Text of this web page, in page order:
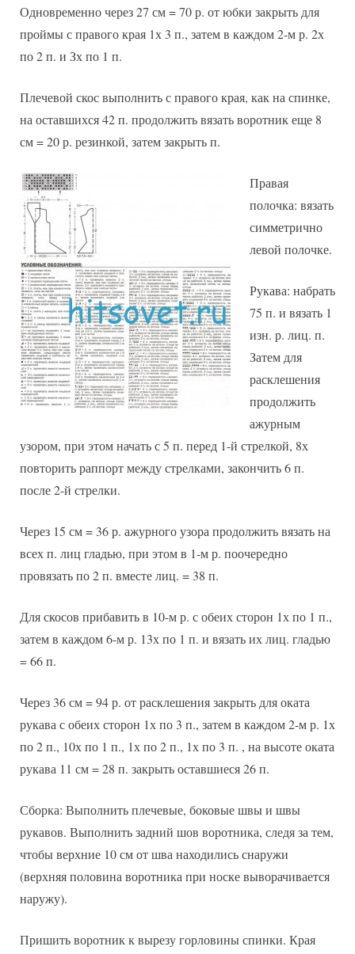
Одновременно через 27 см = 70 р. от юбки закрыть для
проймы с правого края 1х 3 п., затем в каждом 2-м р. 2х
по 2 п. и Зх по 1 п.
Плечевой скос выполнить с правого края, как на спинке,
на оставшихся 42 п. продолжить вязать воротник еще 8
см = 20 р. резинкой, затем закрыть п.
Правая
полочка: вязать
симметрично
левой полочке.
Рукава: набрать
75 п. и вязать 1
изн. р. лиц. п.
Затем для
расклешения
продолжить
ажурным
узором, при этом начать с 5 п. перед 1-й стрелкой, 8х
повторить раппорт между стрелками, закончить 6 п.
после 2-й стрелки.
Через 15 см = 36 р. ажурного узора продолжить вязать на
всех п. лиц гладью, при этом в 1-м р. поочередно
провязать по 2 п. вместе лиц. = 38 п.
Для скосов прибавить в 10-м р. с обеих сторон 1х по 1 п.,
затем в каждом 6-м р. 13х по 1 п. и вязать их лиц. гладью
= 66 п.
Через 36 см = 94 р. от расклешения закрыть для оката
рукава с обеих сторон 1х по 3 п., затем в каждом 2-м р. 1х
по 2 п., 10х по 1 п., 1х по 2 п., 1х по 3 п. , на высоте оката
рукава 11 см = 28 п. закрыть оставшиеся 26 п.
Сборка: Выполнить плечевые, боковые швы и швы
рукавов. Выполнить задний шов воротника, следя за тем,
чтобы верхние 10 см от шва находились снаружи
(верхняя половина воротника при носке выворачивается
наружу).
Пришить воротник к вырезу горловины спинки. Края